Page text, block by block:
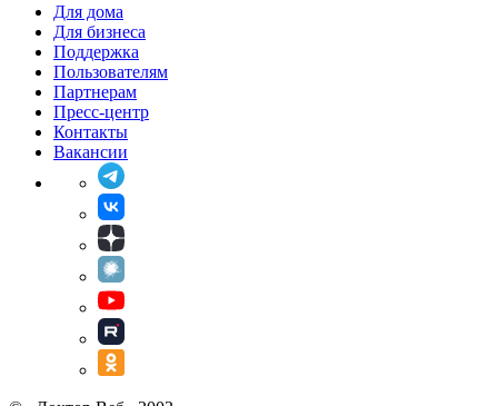
Для дома
Для бизнеса
Поддержка
Пользователям
Партнерам
Пресс-центр
Контакты
Вакансии